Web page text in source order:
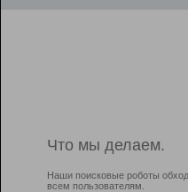
Что мы делаем.
Наши поисковые роботы
всем пользователям.